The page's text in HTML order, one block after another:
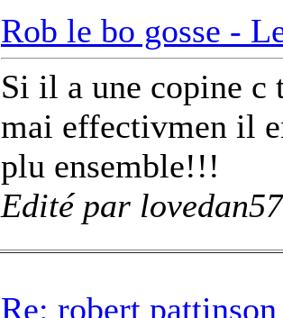
Rob le bo gosse -
Si il a une copine
mai effectivmen il
plu ensemble!!!
Edité par
Re: robert